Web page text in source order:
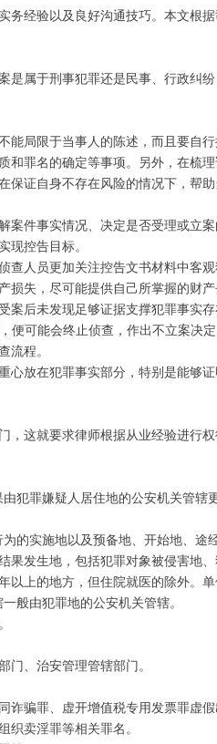
经验以及良好沟通技巧。本文根
属于刑事犯罪还是民事、行政纠
局限于当事人的陈述，而且要自
罪名的确定等事项。另外，在梳
证自身不存在风险的情况下，帮
件事实情况、决定是否受理或立
现控告目标。
人员更加关注控告文书材料中客
失，尽可能提供自己所掌握的财产
后未发现足够证据支撑犯罪事实
可能会终止侦查，作出不立案决
流程。
放在犯罪事实部分，特别是能够
这就要求律师根据从业经验进行
犯罪嫌疑人居住地的公安机关管
的实施地以及预备地、开始地、
发生地，包括犯罪对象被侵害地
上的地方，但住院就医的除外。
般由犯罪地的公安机关管辖。
门、治安管理管辖部门。
骗罪、虚开增值税专用发票罪虚假
织卖淫罪等相关罪名。